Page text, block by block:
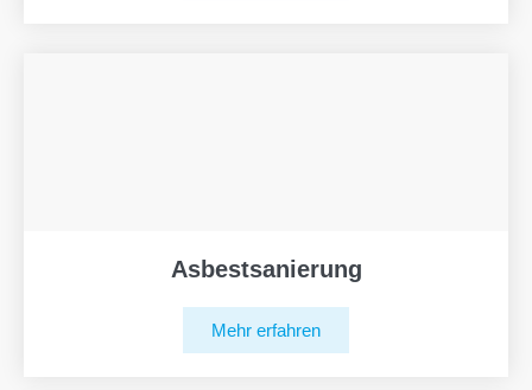
Asbestsanierung
Mehr erfahren